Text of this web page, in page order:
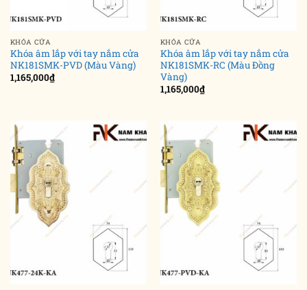
KHÓA CỬA
Khóa âm lắp với tay nắm cửa
NK181SMK-PVD (Màu Vàng)
1,165,000₫
KHÓA CỬA
Khóa âm lắp với tay nắm cửa
NK181SMK-RC (Màu Đồng
Vàng)
1,165,000₫